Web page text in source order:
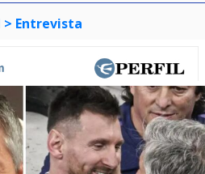
> Entrevista